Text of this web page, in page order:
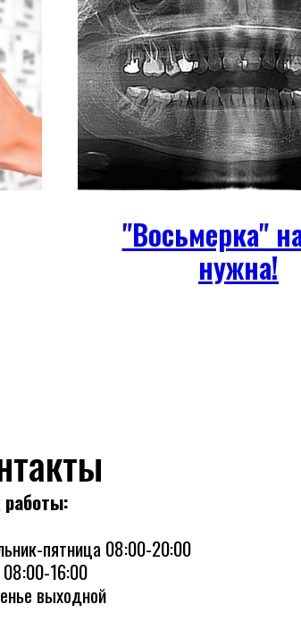
"Восьмерка"
нужна!
пятница 08:00-20:00
08:00-16:00
выходной